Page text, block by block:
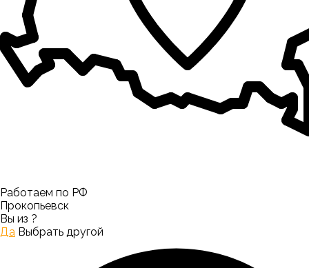
Работаем по РФ
Прокопьевск
Вы из ?
Да Выбрать другой